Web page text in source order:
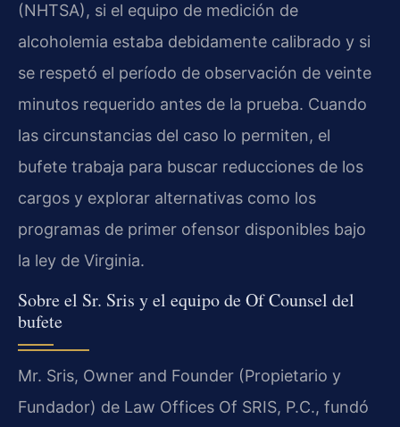
(NHTSA), si el equipo de medición de
alcoholemia estaba debidamente calibrado y si
se respetó el período de observación de veinte
minutos requerido antes de la prueba. Cuando
las circunstancias del caso lo permiten, el
bufete trabaja para buscar reducciones de los
cargos y explorar alternativas como los
programas de primer ofensor disponibles bajo
la ley de Virginia.
Sobre el Sr. Sris y el equipo de Of Counsel del
bufete
Mr. Sris, Owner and Founder (Propietario y
Fundador) de Law Offices Of SRIS, P.C., fundó